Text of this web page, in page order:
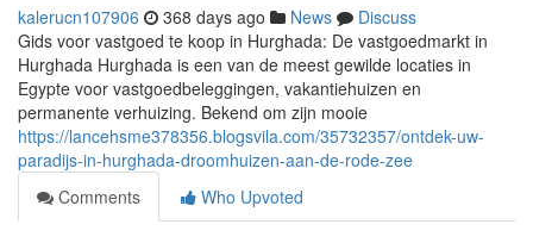
kalerucn107906 368 days ago News
Discuss
Gids voor vastgoed te koop in Hurghada: De vastgoedmarkt in
Hurghada Hurghada is een van de meest gewilde locaties in
Egypte voor vastgoedbeleggingen, vakantiehuizen en
permanente verhuizing. Bekend om zijn mooie
https://lancehsme378356.blogsvila.com/35732357/ontdek-uw-
paradijs-in-hurghada-droomhuizen-aan-de-rode-zee
Comments
Who Upvoted